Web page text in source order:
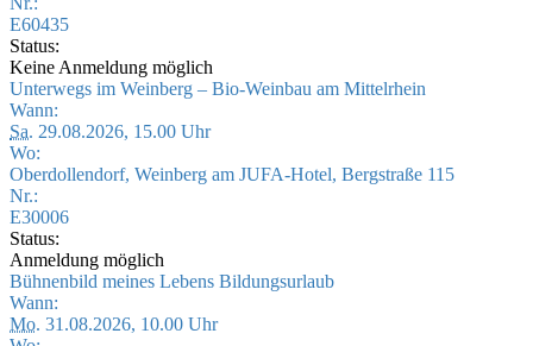
E60435
Status:
Keine Anmeldung möglich
Unterwegs im Weinberg – Bio-Weinbau am Mittelrhein
Wann:
Sa. 29.08.2026, 15.00 Uhr
Wo:
Oberdollendorf, Weinberg am JUFA-Hotel, Bergstraße 115
Nr.:
E30006
Status:
Anmeldung möglich
Bühnenbild meines Lebens Bildungsurlaub
Wann:
Mo. 31.08.2026, 10.00 Uhr